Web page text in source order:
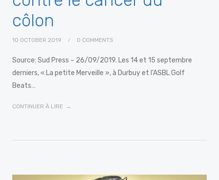
côlon
10 OCTOBER 2019 0 COMMENTS
Source: Sud Press – 26/09/2019. Les 14 et 15 septembre
derniers, « La petite Merveille », à Durbuy et l’ASBL Golf
Beats…
CONTINUER À LIRE